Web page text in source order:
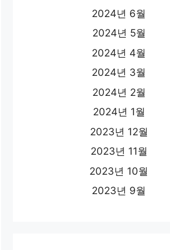
2024년 6월
2024년 5월
2024년 4월
2024년 3월
2024년 2월
2024년 1월
2023년 12월
2023년 11월
2023년 10월
2023년 9월